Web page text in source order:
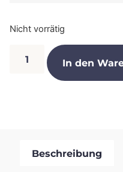
Nicht vorrätig
In den
Beschreibung